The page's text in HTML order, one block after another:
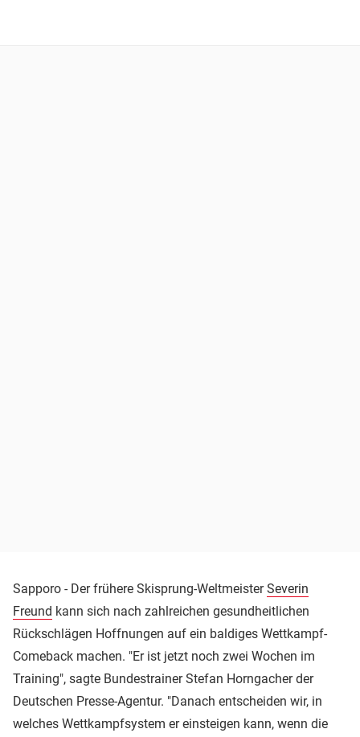
Sapporo - Der frühere Skisprung-WeltmeisterSeverin
Freund kann sich nach zahlreichen gesundheitlichen
Rückschlägen Hoffnungen auf ein baldiges Wettkampf-
Comeback machen. "Er ist jetzt noch zwei Wochen im
Training", sagte Bundestrainer Stefan Horngacher der
Deutschen Presse-Agentur. "Danach entscheiden wir, in
welches Wettkampfsystem er einsteigen kann, wenn die